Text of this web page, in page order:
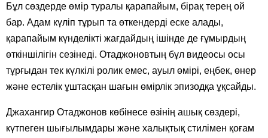
Бұл сөздерде өмір туралы қарапайым, бірақ терең ой
бар. Адам күліп тұрып та өткендерді еске алады,
қарапайым күнделікті жағдайдың ішінде де ғұмырдың
өткіншілігін сезінеді. Отаджоновтың бұл видеосы осы
тұрғыдан тек күлкілі ролик емес, ауыл өмірі, еңбек, өнер
және естелік ұштасқан шағын өмірлік эпизодқа ұқсайды.
Джахангир Отаджонов көбінесе өзінің ашық сөздері,
күтпеген шығылымдары және халықтық стилімен қоғам